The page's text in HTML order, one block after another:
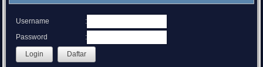
Username
:
Password
: